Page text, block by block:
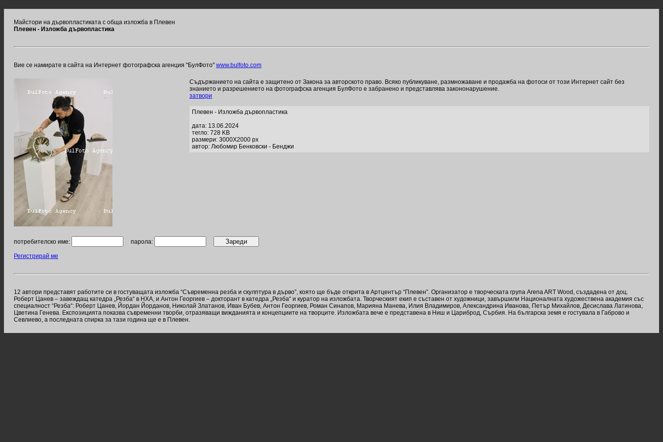
Майстори на дървопластиката с обща изложба в Плевен
Плевен - Изложба дървопластика
Вие се намирате в сайта на Интернет фотографска агенция "БулФото" www.bulfoto.com
Съдържанието на сайта е защитено от Закона за авторското право. Всяко публикуване, размножаване и продажба на фотоси от този Интернет сайт без
знанието и разрешението на фотографска агенция БулФото е забранено и представлява закононарушение.
затвори
Плевен - Изложба дървопластика
дата: 13.06.2024
тегло: 728 KB
размери: 3000X2000 px
автор: Любомир Бенковски - Бенджи
потребителско име: парола:
Регистрирай ме
12 автори представят работите си в гостуващата изложба “Съвременна резба и скулптура в дърво”, която ще бъде открита в Артцентър “Плевен”. Организатор е творческата група Arena ART Wood, създадена от доц.
Роберт Цанев – завеждащ катедра „Резба“ в НХА, и Антон Георгиев – докторант в катедра „Резба“ и куратор на изложбата. Творческият екип е съставен от художници, завършили Националната художествена академия със
специалност “Резба“: Роберт Цанев, Йордан Йорданов, Николай Златанов, Иван Бубев, Антон Георгиев, Роман Синапов, Марияна Манева, Илия Владимиров, Александрина Иванова, Петър Михайлов, Десислава Латинова,
Цветина Генева. Експозицията показва съвременни творби, отразяващи вижданията и концепциите на творците. Изложбата вече е представена в Ниш и Цариброд, Сърбия. На българска земя е гостувала в Габрово и
Севлиево, а последната спирка за тази година ще е в Плевен.